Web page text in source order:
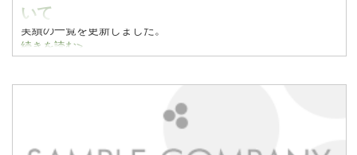
いて
実績の一覧を更新しました。
実績紹介についてはこちらをご覧ください。
続きを読む>